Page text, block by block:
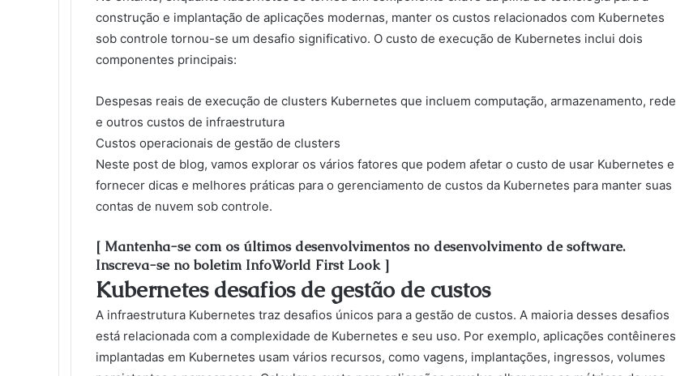
construção e implantação de aplicações modernas, manter os custos relacionados com Kubernetes
sob controle tornou-se um desafio significativo. O custo de execução de Kubernetes inclui dois
componentes principais:
Despesas reais de execução de clusters Kubernetes que incluem computação, armazenamento, rede
e outros custos de infraestrutura
Custos operacionais de gestão de clusters
Neste post de blog, vamos explorar os vários fatores que podem afetar o custo de usar Kubernetes e
fornecer dicas e melhores práticas para o gerenciamento de custos da Kubernetes para manter suas
contas de nuvem sob controle.
[ Mantenha-se com os últimos desenvolvimentos no desenvolvimento de software.
Inscreva-se no boletim InfoWorld First Look ]
Kubernetes desafios de gestão de custos
A infraestrutura Kubernetes traz desafios únicos para a gestão de custos. A maioria desses desafios
está relacionada com a complexidade de Kubernetes e seu uso. Por exemplo, aplicações contêineres
implantadas em Kubernetes usam vários recursos, como vagens, implantações, ingressos, volumes